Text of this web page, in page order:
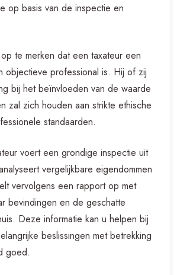
op basis van de inspectie en
te merken dat een taxateur een
objectieve professional is. Hij of zij
bij het beïnvloeden van de waarde
zal zich houden aan strikte ethische
standaarden.
voert een grondige inspectie uit
vergelijkbare eigendommen
vervolgens een rapport op met
bevindingen en de geschatte
Deze informatie kan u helpen bij
beslissingen met betrekking
goed.